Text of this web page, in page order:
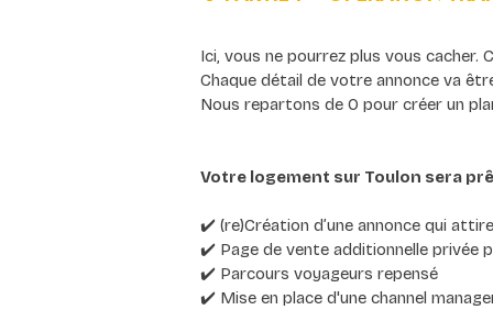
Ici, vous ne pourrez plus vous cacher.
Chaque détail de votre annonce va
Nous repartons de 0 pour créer un
Votre logement sur Toulon sera
✔️ (re)Création d’une annonce qui
✔️ Page de vente additionnelle privée
✔️ Parcours voyageurs repensé
✔️ Mise en place d'une channel